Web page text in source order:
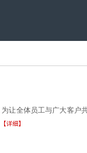
让全体员工与广大客
【详细】